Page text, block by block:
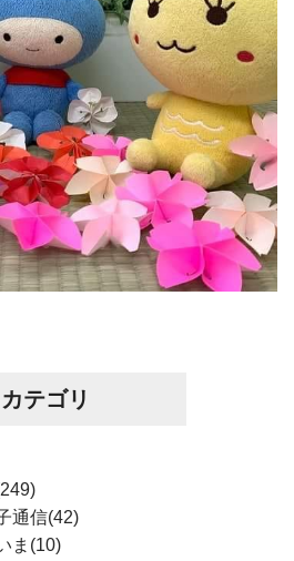
カテゴリ
通信(42)
ま(10)